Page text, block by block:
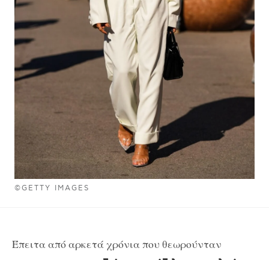
©GETTY IMAGES
Έπειτα από αρκετά χρόνια που θεωρούνταν